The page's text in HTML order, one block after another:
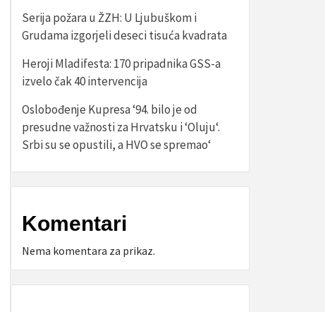
Serija požara u ŽZH: U Ljubuškom i
Grudama izgorjeli deseci tisuća kvadrata
Heroji Mladifesta: 170 pripadnika GSS-a
izvelo čak 40 intervencija
Oslobođenje Kupresa ‘94. bilo je od
presudne važnosti za Hrvatsku i ‘Oluju‘.
Srbi su se opustili, a HVO se spremao‘
Komentari
Nema komentara za prikaz.